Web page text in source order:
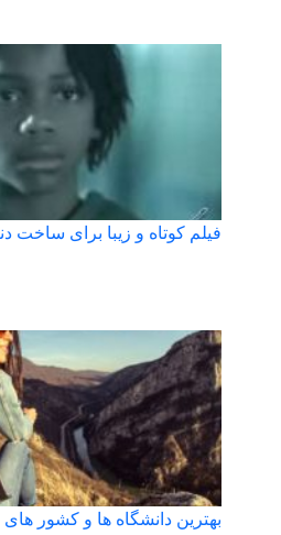
فیلم کوتاه و زیبا برای ساخت
بهترین دانشگاه ها و کشور